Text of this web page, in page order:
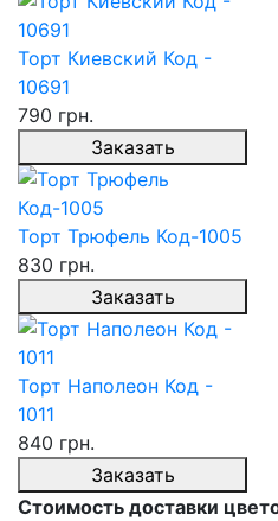
Торт Киевский Код -
10691
790 грн.
Заказать
Торт Трюфель Код-1005
830 грн.
Заказать
Торт Наполеон Код -
1011
840 грн.
Заказать
Стоимость доставки